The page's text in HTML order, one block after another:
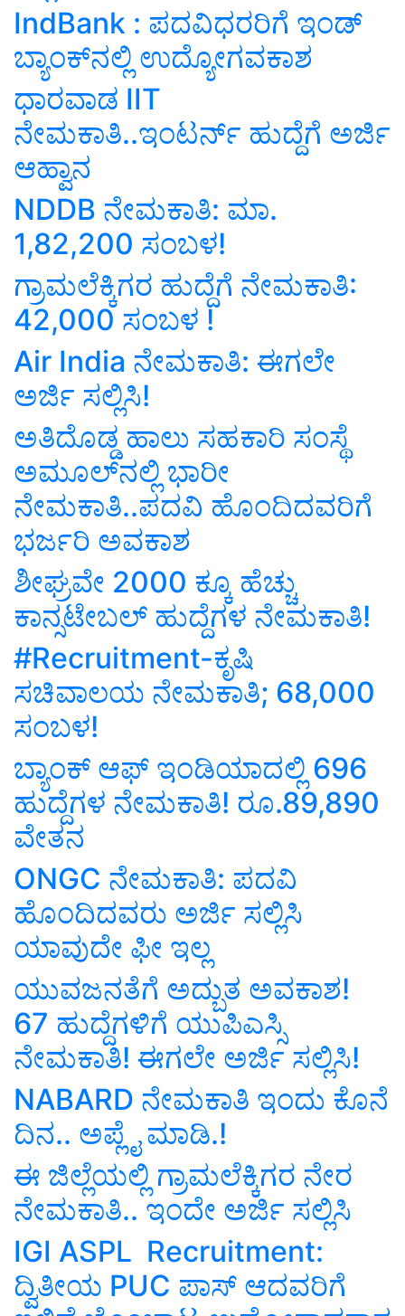
IndBank : ಪದವಿಧರರಿಗೆ ಇಂಡ್‌
ಬ್ಯಾಂಕ್‌ನಲ್ಲಿ ಉದ್ಯೋಗವಕಾಶ
ಧಾರವಾಡ IIT
ನೇಮಕಾತಿ..ಇಂಟರ್ನ್‌ ಹುದ್ದೆಗೆ ಅರ್ಜಿ
ಆಹ್ವಾನ
NDDB ನೇಮಕಾತಿ: ಮಾ.
1,82,200 ಸಂಬಳ!
ಗ್ರಾಮಲೆಕ್ಕಿಗರ ಹುದ್ದೆಗೆ ನೇಮಕಾತಿ:
42,000 ಸಂಬಳ !
Air India ನೇಮಕಾತಿ: ಈಗಲೇ
ಅರ್ಜಿ ಸಲ್ಲಿಸಿ!
ಅತಿದೊಡ್ಡ ಹಾಲು ಸಹಕಾರಿ ಸಂಸ್ಥೆ
ಅಮೂಲ್‌ನಲ್ಲಿ ಭಾರೀ
ನೇಮಕಾತಿ..ಪದವಿ ಹೊಂದಿದವರಿಗೆ
ಭರ್ಜರಿ ಅವಕಾಶ
ಶೀಘ್ರವೇ 2000 ಕ್ಕೂ ಹೆಚ್ಚು
ಕಾನ್ಸಟೇಬಲ್ ಹುದ್ದೆಗಳ ನೇಮಕಾತಿ!
#Recruitment-ಕೃಷಿ
ಸಚಿವಾಲಯ ನೇಮಕಾತಿ; 68,000
ಸಂಬಳ!
ಬ್ಯಾಂಕ್ ಆಫ್ ಇಂಡಿಯಾದಲ್ಲಿ 696
ಹುದ್ದೆಗಳ ನೇಮಕಾತಿ! ರೂ.89,890
ವೇತನ
ONGC ನೇಮಕಾತಿ: ಪದವಿ
ಹೊಂದಿದವರು ಅರ್ಜಿ ಸಲ್ಲಿಸಿ
ಯಾವುದೇ ಫೀ ಇಲ್ಲ
ಯುವಜನತೆಗೆ ಅದ್ಬುತ ಅವಕಾಶ!
67 ಹುದ್ದೆಗಳಿಗೆ ಯುಪಿಎಸ್ಸಿ
ನೇಮಕಾತಿ! ಈಗಲೇ ಅರ್ಜಿ ಸಲ್ಲಿಸಿ!
NABARD ನೇಮಕಾತಿ ಇಂದು ಕೊನೆ
ದಿನ.. ಅಪ್ಲೈ ಮಾಡಿ.!
ಈ ಜಿಲ್ಲೆಯಲ್ಲಿ ಗ್ರಾಮಲೆಕ್ಕಿಗರ ನೇರ
ನೇಮಕಾತಿ.. ಇಂದೇ ಅರ್ಜಿ ಸಲ್ಲಿಸಿ
IGI ASPL Recruitment:
ದ್ವಿತೀಯ PUC ಪಾಸ್‌ ಆದವರಿಗೆ